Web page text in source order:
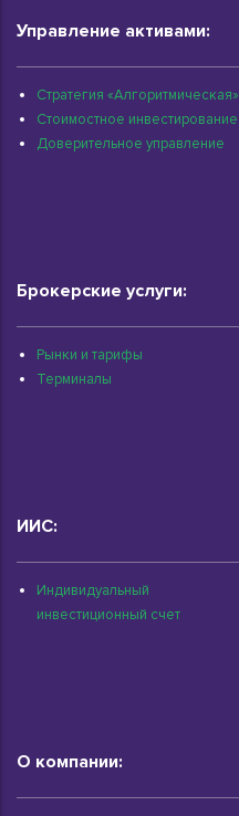
Управление активами:
Стратегия «Алгоритмическая»
Стоимостное инвестирование
Доверительное управление
Брокерские услуги:
Рынки и тарифы
Терминалы
ИИС:
Индивидуальный
инвестиционный счет
О компании: